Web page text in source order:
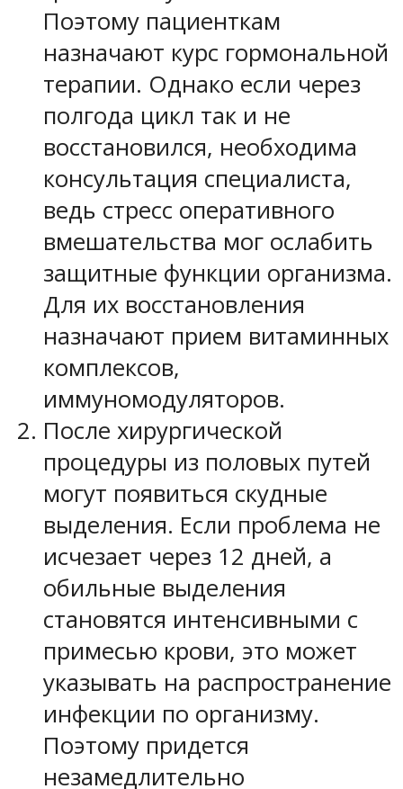
Поэтому пациенткам
назначают курс гормональной
терапии. Однако если через
полгода цикл так и не
восстановился, необходима
консультация специалиста,
ведь стресс оперативного
вмешательства мог ослабить
защитные функции организма.
Для их восстановления
назначают прием витаминных
комплексов,
иммуномодуляторов.
После хирургической
процедуры из половых путей
могут появиться скудные
выделения. Если проблема не
исчезает через 12 дней, а
обильные выделения
становятся интенсивными с
примесью крови, это может
указывать на распространение
инфекции по организму.
Поэтому придется
незамедлительно